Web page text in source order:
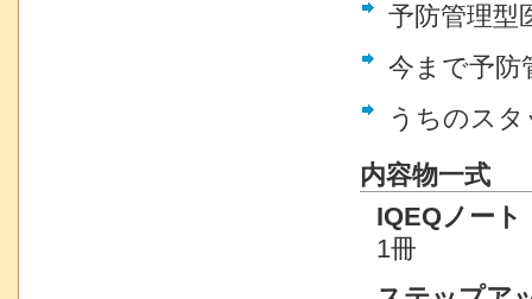
予防管理型
今まで予防
うちのス
内容物一式
IQEQノート
1冊